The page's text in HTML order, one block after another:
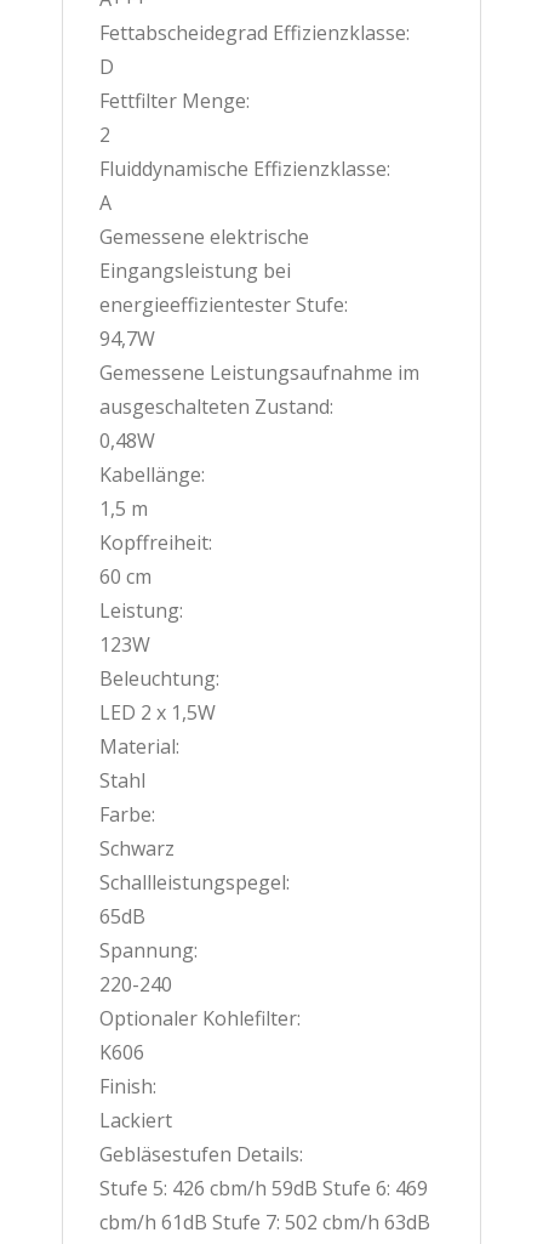
Fettabscheidegrad Effizienzklasse:
D
Fettfilter Menge:
2
Fluiddynamische Effizienzklasse:
A
Gemessene elektrische
Eingangsleistung bei
energieeffizientester Stufe:
94,7W
Gemessene Leistungsaufnahme im
ausgeschalteten Zustand:
0,48W
Kabellänge:
1,5 m
Kopffreiheit:
60 cm
Leistung:
123W
Beleuchtung:
LED 2 x 1,5W
Material:
Stahl
Farbe:
Schwarz
Schallleistungspegel:
65dB
Spannung:
220-240
Optionaler Kohlefilter:
K606
Finish:
Lackiert
Gebläsestufen Details:
Stufe 5: 426 cbm/h 59dB Stufe 6: 469
cbm/h 61dB Stufe 7: 502 cbm/h 63dB